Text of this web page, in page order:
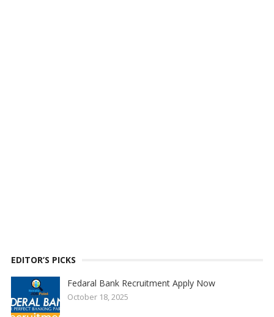
EDITOR’S PICKS
Fedaral Bank Recruitment Apply Now
October 18, 2025